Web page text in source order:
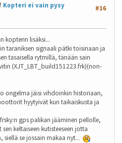
#16
/ Kopteri ei vain pysy
kopterin lisäksi...
taraniksen signaali pätki toisinaan ja
tasaisella rytmillä, tänään sain
(XJT_LBT_build151223.frk)(non-
ongelma jäisi vihdoinkin historiaan,
hyytyivät kun taikaiskusta ja
gps palikan jääminen pellolle,
keltaiseen kutisteeseen jotta
se jossain makaa nyt...